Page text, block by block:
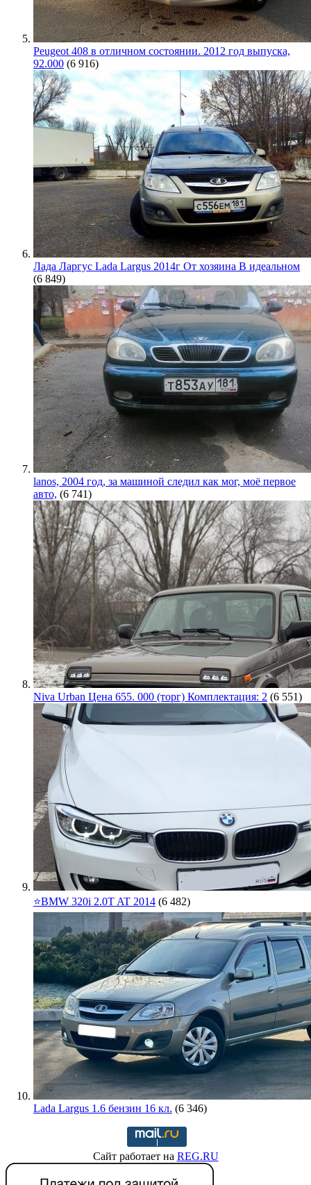
Peugeot 408 в отличном состоянии. 2012 год выпуска,
92.000 (6 916)
Лада Ларгус Lada Largus 2014г От хозяина В идеальном
(6 849)
lanos, 2004 год, за машиной следил как мог, моё первое
авто, (6 741)
Niva Urban Цена 655. 000 (торг) Комплектация: 2 (6 551)
⭐️BMW 320i 2.0T AT 2014 (6 482)
Lada Largus 1.6 бензин 16 кл. (6 346)
Сайт работает на REG.RU